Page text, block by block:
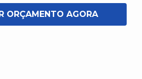
ORÇAMENTO AGORA